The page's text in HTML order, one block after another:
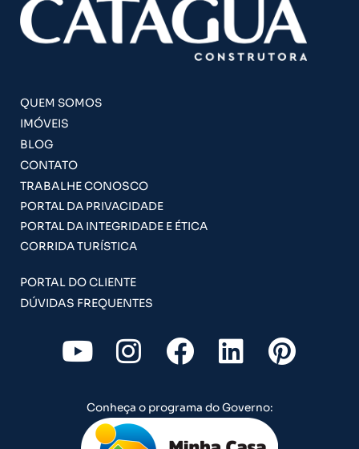
QUEM SOMOS
IMÓVEIS
BLOG
CONTATO
TRABALHE CONOSCO
PORTAL DA PRIVACIDADE
PORTAL DA INTEGRIDADE E ÉTICA
CORRIDA TURÍSTICA
PORTAL DO CLIENTE
DÚVIDAS FREQUENTES
Y
o
u
t
I
n
s
t
F
a
c
e
L
i
n
k
P
i
Conheça o programa do Governo: